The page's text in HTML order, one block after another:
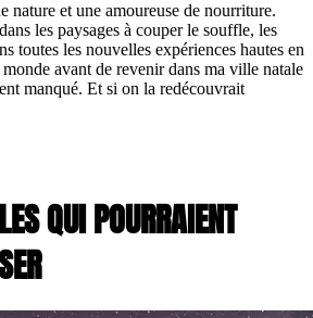
nature et une amoureuse de nourriture.
les paysages à couper le souffle, les
toutes les nouvelles expériences hautes en
avant de revenir dans ma ville natale
manqué. Et si on la redécouvrait
QUI POURRAIENT